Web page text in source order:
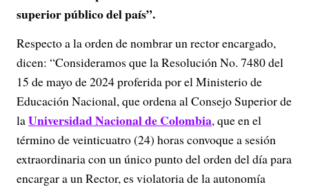
superior público del país”.
Respecto a la orden de nombrar un rector encargado,
dicen: “Consideramos que la Resolución No. 7480 del
15 de mayo de 2024 proferida por el Ministerio de
Educación Nacional, que ordena al Consejo Superior de
laUniversidad Nacional de Colombia, que en el
término de veinticuatro (24) horas convoque a sesión
extraordinaria con un único punto del orden del día para
encargar a un Rector, es violatoria de la autonomía